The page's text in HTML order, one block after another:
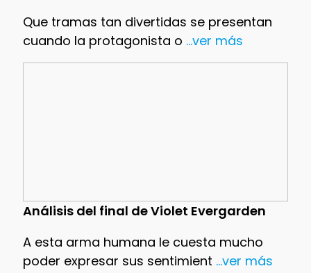
Que tramas tan divertidas se presentan
cuando la protagonista o ...ver más
Análisis del final de Violet Evergarden
A esta arma humana le cuesta mucho
poder expresar sus sentimient ...ver más